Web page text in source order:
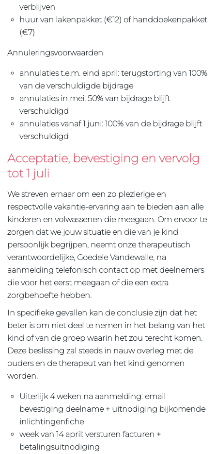
verblijven
huur van lakenpakket (€12) of handdoekenpakket
(€7)
Annuleringsvoorwaarden
annulaties t.e.m. eind april: terugstorting van 100%
van de verschuldigde bijdrage
annulaties in mei: 50% van bijdrage blijft
verschuldigd
annulaties vanaf 1 juni: 100% van de bijdrage blijft
verschuldigd
Acceptatie, bevestiging en vervolg
tot 1 juli
We streven ernaar om een zo plezierige en
respectvolle vakantie-ervaring aan te bieden aan alle
kinderen en volwassenen die meegaan. Om ervoor te
zorgen dat we jouw situatie en die van je kind
persoonlijk begrijpen, neemt onze therapeutisch
verantwoordelijke, Goedele Vandewalle, na
aanmelding telefonisch contact op met deelnemers
die voor het eerst meegaan of die een extra
zorgbehoefte hebben.
In specifieke gevallen kan de conclusie zijn dat het
beter is om niet deel te nemen in het belang van het
kind of van de groep waarin het zou terecht komen.
Deze beslissing zal steeds in nauw overleg met de
ouders en de therapeut van het kind genomen
worden.
Uiterlijk 4 weken na aanmelding: email
bevestiging deelname + uitnodiging bijkomende
inlichtingenfiche
week van 14 april: versturen facturen +
betalingsuitnodiging